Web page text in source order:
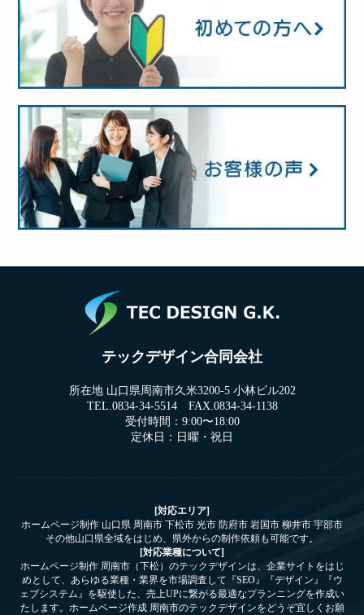
テックデザイン合同会社
所在地 山口県周南市久米3200-5 小林ビル202
TEL.0834-34-5514 FAX.0834-34-1138
受付時間：9:00〜18:00
定休日：日曜・祝日
[対応エリア]
ホームページ制作 山口県 周南市 下松市 光市 防府市 岩国市 柳井市 宇部市
その他山口県全域をはじめ、県外からの制作依頼も可能です。
[対応業種について]
ホームページ制作 周南市（下松）のテックデザインは、企業サイトをはじ
めとして、あらゆる業種・業界を市場調査して『SEO』『デザイン』『ウ
ェブシステム』を駆使した、売上UPに繋がる最適なプランニングを作成い
たします。ホームページ作成 周南市のテックデザインをどうぞ宜しくお願